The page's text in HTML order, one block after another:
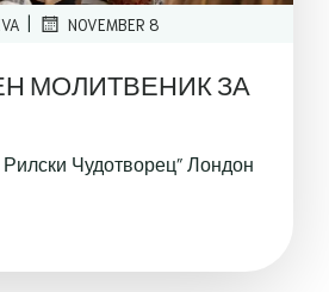
| NOVEMBER 8
МОЛИТВЕНИК ЗА
Чудотворец” Лондон